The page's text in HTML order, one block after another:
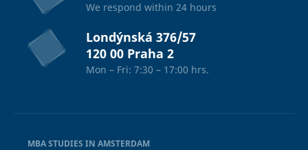
We respond within 24 hours
Londýnská 376/57
120 00 Praha 2
Mon – Fri: 7:30 – 17:00 hrs.
MBA STUDIES IN AMSTERDAM